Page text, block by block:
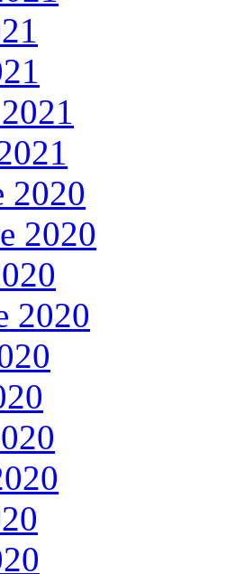
2020
2020
2020